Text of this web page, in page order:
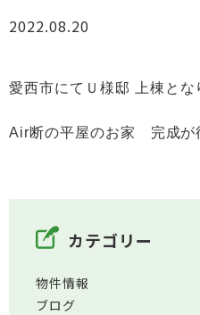
2022.08.20
愛西市にてＵ様邸 上棟とな
Air断の平屋のお家 完成が
カテゴリー
物件情報
ブログ